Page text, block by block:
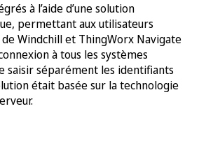
à l’aide d’une solution
permettant aux utilisateurs
de Windchill et ThingWorx Navigate
à tous les systèmes
saisir séparément les identifiants
était basée sur la technologie